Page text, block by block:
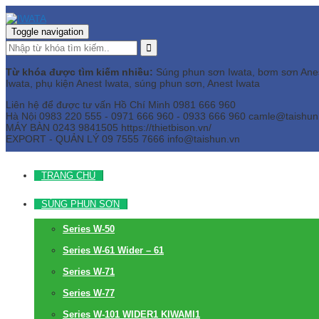
Toggle navigation
Từ khóa được tìm kiếm nhiều: Súng phun sơn Iwata, bơm sơn
Iwata, phụ kiện Anest Iwata, súng phun sơn, Anest Iwata
Liên hệ để được tư vấn Hồ Chí Minh 0981 666 960
Hà Nội 0983 220 555 - 0971 666 960 - 0933 666 960
MÁY BÀN 0243 9841505 https://thietbison.vn/
EXPORT - QUẢN LÝ 09 7555 7666 info@taishun.vn
TRANG CHỦ
SÚNG PHUN SƠN
Series W-50
Series W-61 Wider – 61
Series W-71
Series W-77
Series W-101 WIDER1 KIWAMI1